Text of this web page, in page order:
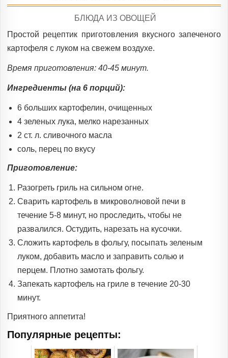
POSTED
БЛЮДА ИЗ ОВОЩЕЙ
Простой рецептик приготовления вкусного запеченого
картофеля с луком на свежем воздухе.
Время приготовления: 40-45 минут.
Ингредиенты (на 6 порций):
6 больших картофелин, очищенных
4 зеленых лука, мелко нарезанных
2 ст. л. сливочного масла
соль, перец по вкусу
Приготовление:
Разогреть гриль на сильном огне.
Сварить картофель в микроволновой печи в
течение 5-8 минут, но проследить, чтобы не
развалился. Остудить, нарезать на кусочки.
Сложить картофель в фольгу, посыпать зеленым
луком, добавить масло и заправить солью и
перцем. Плотно замотать фольгу.
Запекать картофель на гриле в течение 20-30
минут.
Приятного аппетита!
Популярные рецепты: